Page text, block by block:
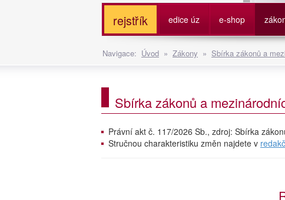
rejstřík edice úz e-shop
Navigace: Úvod » Zákony » Sbírka zákonů a
Sbírka zákonů a
Právní akt č. 117/2026 Sb., zdroj: Sbírka
Stručnou charakteristiku změn najdete v